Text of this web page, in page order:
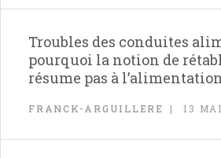
Troubles des conduites
pourquoi la notion de
résume pas à
FRANCK-ARGUILLERE 13